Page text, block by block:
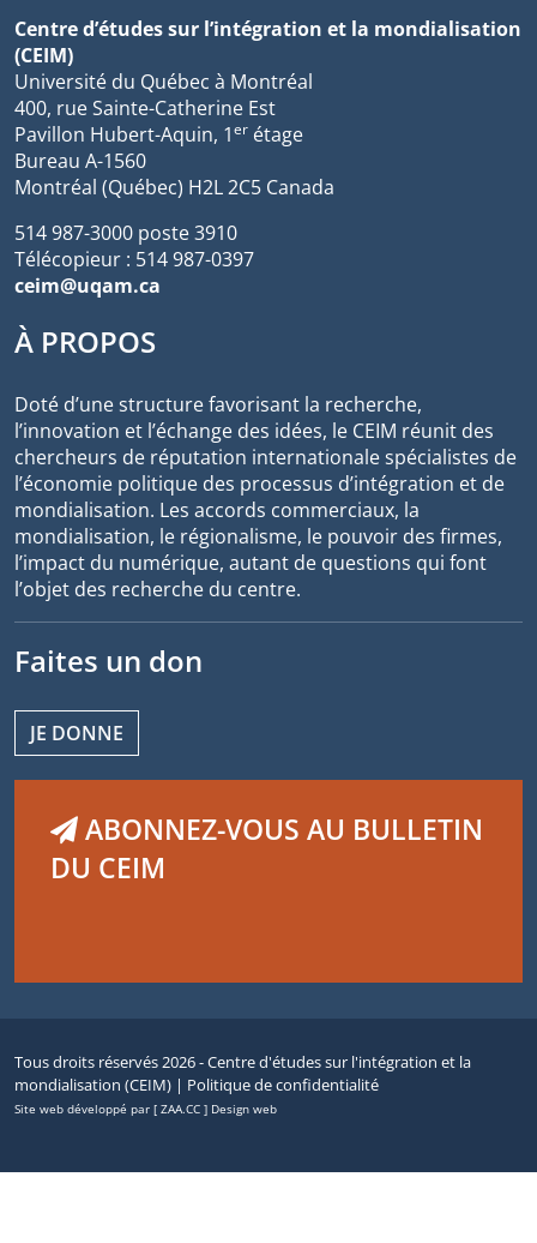
Centre d’études sur l’intégration et la mondialisation
(CEIM)
Université du Québec à Montréal
400, rue Sainte-Catherine Est
Pavillon Hubert-Aquin, 1er étage
Bureau A-1560
Montréal (Québec) H2L 2C5 Canada
514 987-3000 poste 3910
Télécopieur : 514 987-0397
ceim@uqam.ca
À PROPOS
Doté d’une structure favorisant la recherche,
l’innovation et l’échange des idées, le CEIM réunit des
chercheurs de réputation internationale spécialistes de
l’économie politique des processus d’intégration et de
mondialisation. Les accords commerciaux, la
mondialisation, le régionalisme, le pouvoir des firmes,
l’impact du numérique, autant de questions qui font
l’objet des recherche du centre.
Faites un don
JE DONNE
ABONNEZ-VOUS AU BULLETIN
DU CEIM
Tous droits réservés 2026 - Centre d'études sur l'intégration et la
mondialisation (CEIM) | Politique de confidentialité
Site web développé par [ ZAA.CC ] Design web